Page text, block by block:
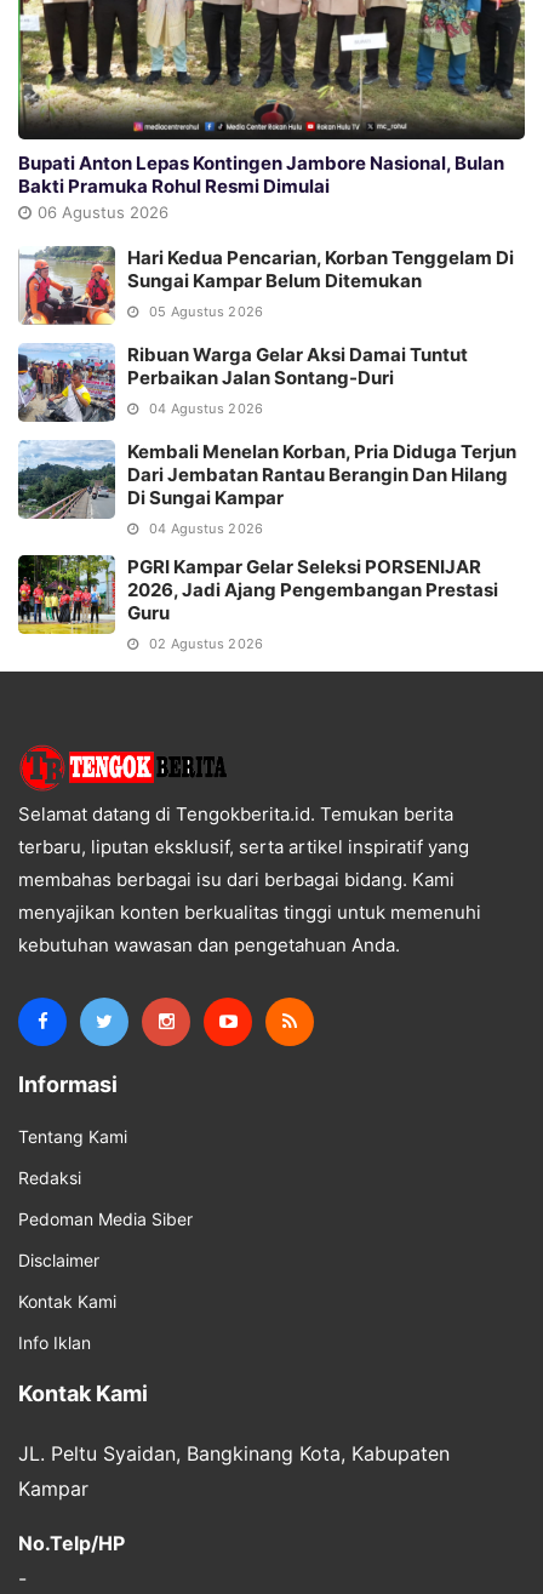
Bupati Anton Lepas Kontingen Jambore Nasional, Bulan
Bakti Pramuka Rohul Resmi Dimulai
06 Agustus 2026
Hari Kedua Pencarian, Korban Tenggelam Di
Sungai Kampar Belum Ditemukan
05 Agustus 2026
Ribuan Warga Gelar Aksi Damai Tuntut
Perbaikan Jalan Sontang-Duri
04 Agustus 2026
Kembali Menelan Korban, Pria Diduga Terjun
Dari Jembatan Rantau Berangin Dan Hilang
Di Sungai Kampar
04 Agustus 2026
PGRI Kampar Gelar Seleksi PORSENIJAR
2026, Jadi Ajang Pengembangan Prestasi
Guru
02 Agustus 2026
Selamat datang di Tengokberita.id. Temukan berita
terbaru, liputan eksklusif, serta artikel inspiratif yang
membahas berbagai isu dari berbagai bidang. Kami
menyajikan konten berkualitas tinggi untuk memenuhi
kebutuhan wawasan dan pengetahuan Anda.
Informasi
Tentang Kami
Redaksi
Pedoman Media Siber
Disclaimer
Kontak Kami
Info Iklan
Kontak Kami
JL. Peltu Syaidan, Bangkinang Kota, Kabupaten
Kampar
No.Telp/HP
-